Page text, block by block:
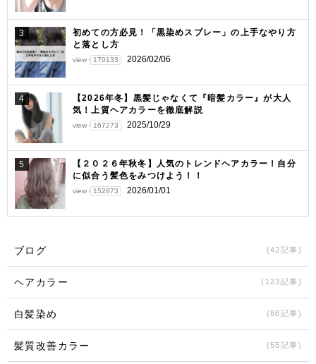
3
初めての方必見！「黒染めスプレー」の上手なやり方
と落とし方
view 170133 2026/02/06
4
【2026年冬】黒髪じゃなくて『暗髪カラー』が大人
気！上質ヘアカラーを徹底解説
view 167273 2025/10/29
5
【２０２６年秋冬】人気のトレンドヘアカラー！自分
に似合う髪色をみつけよう！！
view 152873 2026/01/01
ブログ (42記事)
ヘアカラー (123記事)
白髪染め (86記事)
髪質改善カラー (55記事)